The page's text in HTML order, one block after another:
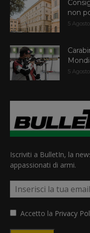
non
5
5
Iscriviti a BulletIn, la
appassionati di armi.
Accetto la Privacy